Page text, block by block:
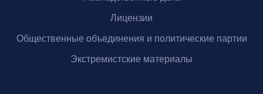
Лицензии
Общественные объединения и политические партии
Экстремистские материалы